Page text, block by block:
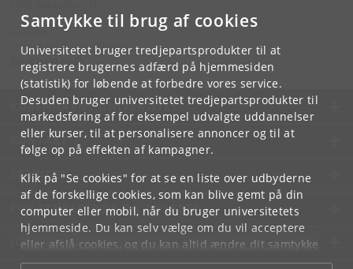
Samtykke til brug af cookies
Universitetet bruger tredjepartsprodukter til at
registrere brugernes adfærd på hjemmesiden
(statistik) for løbende at forbedre vores service.
Desuden bruger universitetet tredjepartsprodukter til
markedsføring af for eksempel udvalgte uddannelser
eller kurser, til at personalisere annoncer og til at
følge op på effekten af kampagner.
Klik på "Se cookies" for at se en liste over udbyderne
af de forskellige cookies, som kan blive gemt på din
computer eller mobil, når du bruger universitetets
hjemmeside. Du kan selv vælge om du vil acceptere
eller afslå cookies, og du kan altid ændre dit samtykke
underCookie- og privatlivspolitiksom du finder i
Institut for Klinisk Medicin
KØBENHAVNS UNIVERSITET
KONTAKT
SERVICES
FOR STUDERENDE OG ANSATTE
JOB OG KARRIERE